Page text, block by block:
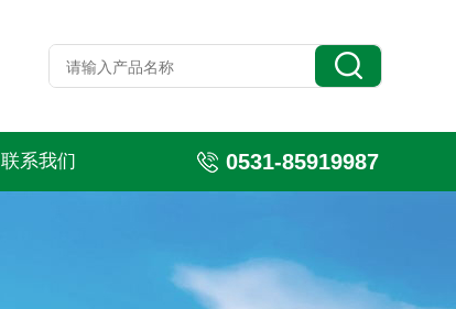
联系我们 0531-85919987